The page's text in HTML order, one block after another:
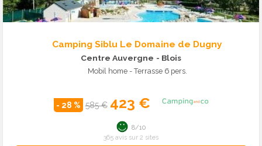
Camping Siblu Le Domaine de Dugny
Centre Auvergne - Blois
Mobil home - Terrasse 6 pers.
- 28 % 585 € 423 €
8/10
365 avis sur 2 sites